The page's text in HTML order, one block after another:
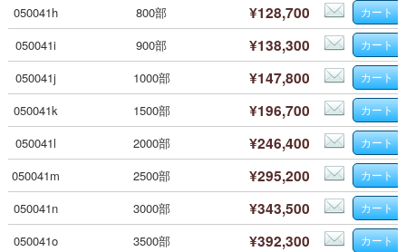
050041h 800部 ¥128,700
050041i 900部 ¥138,300
050041j 1000部 ¥147,800
050041k 1500部 ¥196,700
050041l 2000部 ¥246,400
050041m 2500部 ¥295,200
050041n 3000部 ¥343,500
050041o 3500部 ¥392,300